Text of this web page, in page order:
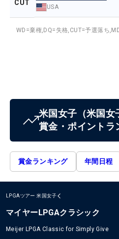
CUT
USA
WD=棄権, DQ=失格, CUT=予選落ち,
米国女子 （米国女
賞金・ポイントラ
賞金ランキング 年間日程
LPGAツアー 米国女子
マイヤーLPGAクラシック
Meijer LPGA Classic for Simply Give